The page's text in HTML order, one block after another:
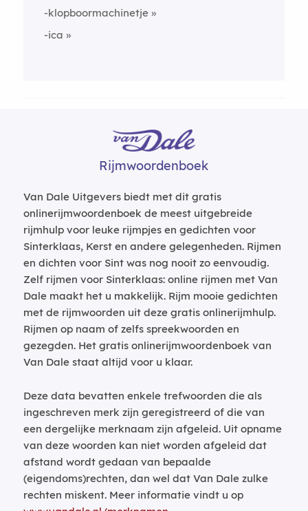
-klopboormachinetje
-ica
Rijmwoordenboek
Van Dale Uitgevers biedt met dit gratis
onlinerijmwoordenboek de meest uitgebreide
rijmhulp voor leuke rijmpjes en gedichten voor
Sinterklaas, Kerst en andere gelegenheden. Rijmen
en dichten voor Sint was nog nooit zo eenvoudig.
Zelf rijmen voor Sinterklaas: online rijmen met Van
Dale maakt het u makkelijk. Rijm mooie gedichten
met de rijmwoorden uit deze gratis onlinerijmhulp.
Rijmen op naam of zelfs spreekwoorden en
gezegden. Het gratis onlinerijmwoordenboek van
Van Dale staat altijd voor u klaar.
Deze data bevatten enkele trefwoorden die als
ingeschreven merk zijn geregistreerd of die van
een dergelijke merknaam zijn afgeleid. Uit opname
van deze woorden kan niet worden afgeleid dat
afstand wordt gedaan van bepaalde
(eigendoms)rechten, dan wel dat Van Dale zulke
rechten miskent. Meer informatie vindt u op